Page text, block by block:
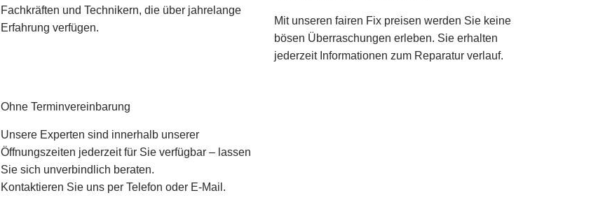
Fachkräften und Technikern, die über jahrelange
Erfahrung verfügen.
Mit unseren fairen Fix preisen werden Sie keine
bösen Überraschungen erleben. Sie erhalten
jederzeit Informationen zum Reparatur verlauf.
Ohne Terminvereinbarung
Unsere Experten sind innerhalb unserer
Öffnungszeiten jederzeit für Sie verfügbar – lassen
Sie sich unverbindlich beraten.
Kontaktieren Sie uns per Telefon oder E-Mail.